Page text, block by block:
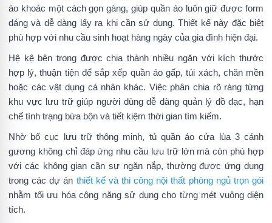
áo khoác một cách gọn gàng, giúp quần áo luôn giữ được form
dáng và dễ dàng lấy ra khi cần sử dụng. Thiết kế này đặc biệt
phù hợp với nhu cầu sinh hoạt hàng ngày của gia đình hiện đại.
Hệ kệ bên trong được chia thành nhiều ngăn với kích thước
hợp lý, thuận tiện để sắp xếp quần áo gấp, túi xách, chăn mền
hoặc các vật dụng cá nhân khác. Việc phân chia rõ ràng từng
khu vực lưu trữ giúp người dùng dễ dàng quản lý đồ đạc, hạn
chế tình trạng bừa bộn và tiết kiệm thời gian tìm kiếm.
Nhờ bố cục lưu trữ thông minh, tủ quần áo cửa lùa 3 cánh
gương không chỉ đáp ứng nhu cầu lưu trữ lớn mà còn phù hợp
với các không gian cần sự ngăn nắp, thường được ứng dụng
trong các dự án thiết kế và thi công nội thất phòng ngủ trọn gói
nhằm tối ưu hóa công năng sử dụng cho từng mét vuông diện
tích.